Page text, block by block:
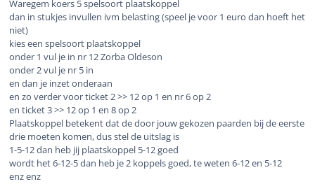
Waregem koers 5 spelsoort plaatskoppel
dan in stukjes invullen ivm belasting (speel je voor 1 euro dan hoeft het
niet)
kies een spelsoort plaatskoppel
onder 1 vul je in nr 12 Zorba Oldeson
onder 2 vul je nr 5 in
en dan je inzet onderaan
en zo verder voor ticket 2 >> 12 op 1 en nr 6 op 2
en ticket 3 >> 12 op 1 en 8 op 2
Plaatskoppel betekent dat de door jouw gekozen paarden bij de eerste
drie moeten komen, dus stel de uitslag is
1-5-12 dan heb jij plaatskoppel 5-12 goed
wordt het 6-12-5 dan heb je 2 koppels goed, te weten 6-12 en 5-12
enz enz